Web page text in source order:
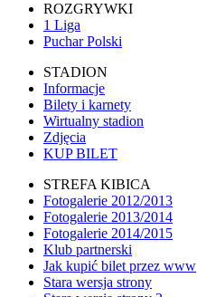
ROZGRYWKI
1 Liga
Puchar Polski
STADION
Informacje
Bilety i karnety
Wirtualny stadion
Zdjęcia
KUP BILET
STREFA KIBICA
Fotogalerie 2012/2013
Fotogalerie 2013/2014
Fotogalerie 2014/2015
Klub partnerski
Jak kupić bilet przez www
Stara wersja strony